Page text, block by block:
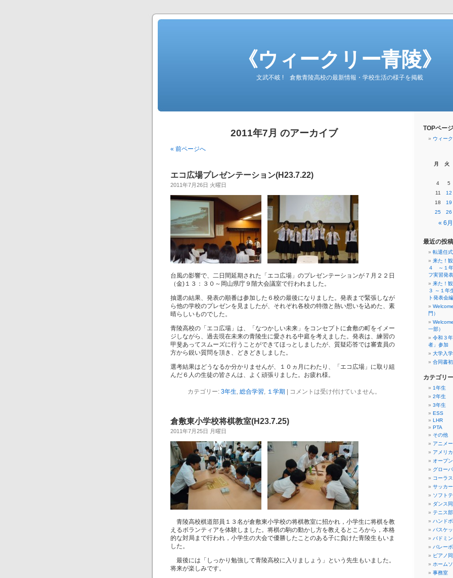
《ウィークリー青陵》
文武不岐 ! 倉敷青陵高校の最新情報・学校生活の様子を掲載
2011年7月 のアーカイブ
« 前ページへ
エコ広場プレゼンテーション(H23.7.22)
2011年7月26日 火曜日
台風の影響で、二日間延期された「エコ広場」のプレゼンテーションが７月２２日
（金)１３：３０～岡山県庁９階大会議室で行われました。
抽選の結果、発表の順番は参加した６校の最後になりました。発表まで緊張しなが
ら他の学校のプレゼンを見ましたが、それぞれ各校の特徴と熱い想いを込めた、素
晴らしいものでした。
青陵高校の「エコ広場」は、「なつかしい未来」をコンセプトに倉敷の町をイメー
ジしながら、過去現在未来の青陵生に愛される中庭を考えました。発表は、練習の
甲斐あってスムーズに行うことができてほっとしましたが、質疑応答では審査員の
方から鋭い質問を頂き、どきどきしました。
選考結果はどうなるか分かりませんが、１０ヵ月にわたり、「エコ広場」に取り組
んだ６人の生徒の皆さんは、よく頑張りました。お疲れ様。
カテゴリー: 3年生, 総合学習, １学期 コメントは受け付けていません。
倉敷東小学校将棋教室(H23.7.25)
2011年7月25日 月曜日
青陵高校棋道部員１３名が倉敷東小学校の将棋教室に招かれ，小学生に将棋を教
えるボランティアを体験しました。将棋の駒の動かし方を教えるところから，本格
的な対局まで行われ，小学生の大会で優勝したことのある子に負けた青陵生もいま
した。
最後には「しっかり勉強して青陵高校に入りましょう」という先生もいました。
将来が楽しみです。
TOPペー
ウィー
月 火
« 6月
4
5
11
12
18
19
25
26
最近の投稿
転退任
来た！
４ ～１
フ実習発
来た！
３ ～１年
ト発表会
門）
一部）
令和３
者」参加
大学入
合同書
カテゴリー
1年生
2年生
3年生
ESS
LHR
PTA
その他
アニメ
アメリ
オープ
グロー
コーラ
サッカ
ソフト
ダンス
テニス部
ハンド
バスケ
バドミ
バレー
ピアノ
ホーム
事務室